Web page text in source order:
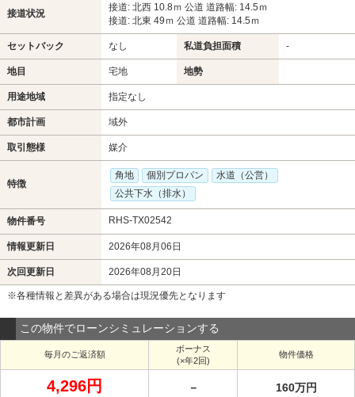
接道状況
接道: 北西 10.8ｍ 公道 道路幅: 14.5ｍ
接道: 北東 49ｍ 公道 道路幅: 14.5ｍ
セットバック なし 私道負担面積 -
地目 宅地 地勢
用途地域 指定なし
都市計画 域外
取引態様 媒介
特徴
角地 個別プロパン
水道（公営）
公共下水（排水）
物件番号 RHS-TX02542
情報更新日 2026年08月06日
次回更新日 2026年08月20日
※各種情報と差異がある場合は現況優先となります
この物件でローンシミュレーションする
毎月のご返済額
ボーナス
(×年2回)
物件価格
4,296円 － 160万円